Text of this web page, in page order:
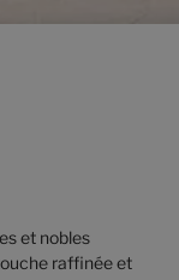
et nobles
raffinée et